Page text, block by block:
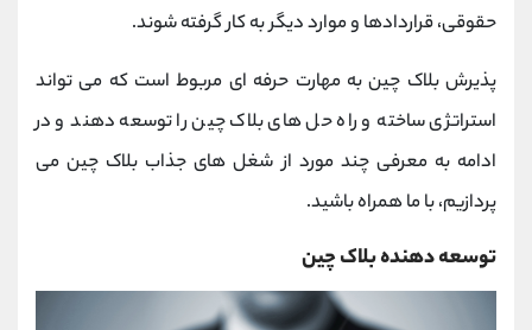
حقوقی، قراردادها و موارد دیگر به کار گرفته شوند.
پذیرش بلاک چین به مهارت حرفه ای مربوط است که می تواند
استراتژی ساخته و راه حل های بلاک چین را توسعه دهند و در
ادامه به معرفی چند مورد از شغل های جذاب بلاک چین می
پردازیم، با ما همراه باشید.
توسعه دهنده بلاک چین